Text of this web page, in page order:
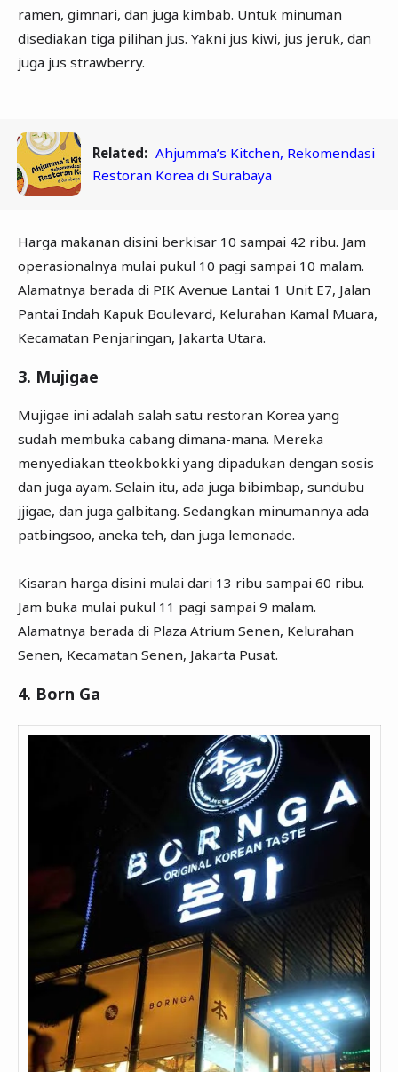
ramen, gimnari, dan juga kimbab. Untuk minuman
disediakan tiga pilihan jus. Yakni jus kiwi, jus jeruk, dan
juga jus strawberry.
Related: Ahjumma’s Kitchen, Rekomendasi
Restoran Korea di Surabaya
Harga makanan disini berkisar 10 sampai 42 ribu. Jam
operasionalnya mulai pukul 10 pagi sampai 10 malam.
Alamatnya berada di PIK Avenue Lantai 1 Unit E7, Jalan
Pantai Indah Kapuk Boulevard, Kelurahan Kamal Muara,
Kecamatan Penjaringan, Jakarta Utara.
3. Mujigae
Mujigae ini adalah salah satu restoran Korea yang
sudah membuka cabang dimana-mana. Mereka
menyediakan tteokbokki yang dipadukan dengan sosis
dan juga ayam. Selain itu, ada juga bibimbap, sundubu
jjigae, dan juga galbitang. Sedangkan minumannya ada
patbingsoo, aneka teh, dan juga lemonade.
Kisaran harga disini mulai dari 13 ribu sampai 60 ribu.
Jam buka mulai pukul 11 pagi sampai 9 malam.
Alamatnya berada di Plaza Atrium Senen, Kelurahan
Senen, Kecamatan Senen, Jakarta Pusat.
4. Born Ga